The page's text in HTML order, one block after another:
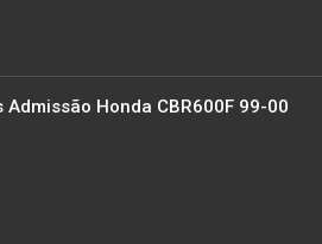
Admissão Honda CBR600F 99-00